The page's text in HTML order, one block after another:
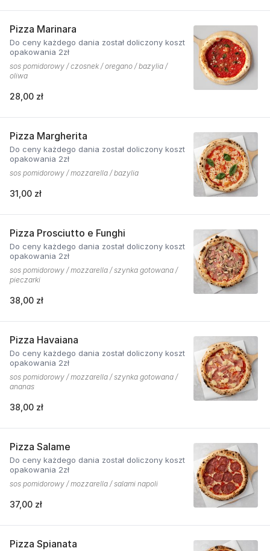
Pizza Marinara
Do ceny każdego dania został doliczony koszt
opakowania 2zł
sos pomidorowy / czosnek / oregano / bazylia /
oliwa
28,00 zł
Pizza Margherita
Do ceny każdego dania został doliczony koszt
opakowania 2zł
sos pomidorowy / mozzarella / bazylia
31,00 zł
Pizza Prosciutto e Funghi
Do ceny każdego dania został doliczony koszt
opakowania 2zł
sos pomidorowy / mozzarella / szynka gotowana /
pieczarki
38,00 zł
Pizza Havaiana
Do ceny każdego dania został doliczony koszt
opakowania 2zł
sos pomidorowy / mozzarella / szynka gotowana /
ananas
38,00 zł
Pizza Salame
Do ceny każdego dania został doliczony koszt
opakowania 2zł
sos pomidorowy / mozzarella / salami napoli
37,00 zł
Pizza Spianata